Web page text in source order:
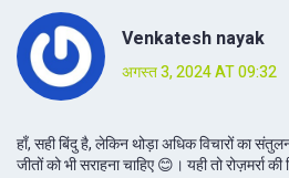
Venkatesh nayak
अगस्त 3, 2024 AT 09:32
हाँ, सही बिंदु है, लेकिन थोड़ा अधिक विचारों का
जीतों को भी सराहना चाहिए 😊। यही तो रोज़मर्रा